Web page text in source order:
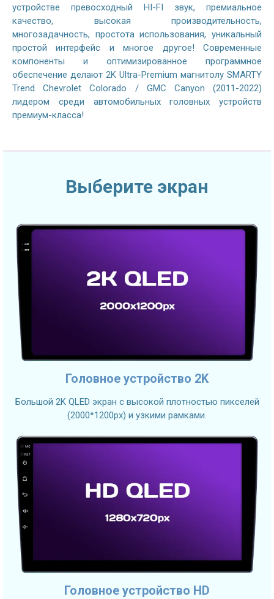
устройстве превосходный HI-FI звук, премиальное
качество, высокая производительность,
многозадачность, простота использования, уникальный
простой интерфейс и многое другое! Современные
компоненты и оптимизированное программное
обеспечение делают 2K Ultra-Premium магнитолу SMARTY
Trend Chevrolet Colorado / GMC Canyon (2011-2022)
лидером среди автомобильных головных устройств
премиум-класса!
Выберите экран
Головное устройство 2K
Большой 2K QLED экран с высокой плотностью пикселей
(2000*1200px) и узкими рамками.
Головное устройство HD